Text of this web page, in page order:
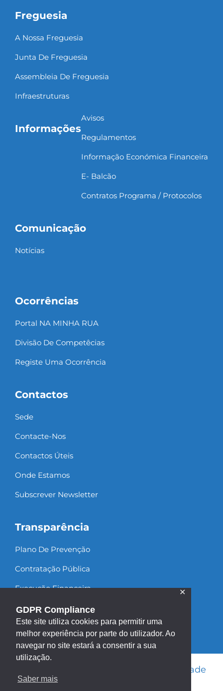
GDPR Compliance
Este site utiliza cookies para permitir uma
melhor experiência por parte do utilizador. Ao
navegar no site estará a consentir a sua
utilização.
Saber mais
✕
Freguesia
A Nossa Freguesia
Junta De Freguesia
Assembleia De Freguesia
Infraestruturas
Informações
Avisos
Regulamentos
Informação Económica Financeira
E- Balcão
Contratos Programa / Protocolos
Comunicação
Notícias
Ocorrências
Portal NA MINHA RUA
Divisão De Competêcias
Registe Uma Ocorrência
Contactos
Sede
Contacte-Nos
Contactos Úteis
Onde Estamos
Subscrever Newsletter
Transparência
Plano De Prevenção
Contratação Pública
Execução Financeira
Recursos Humanos
Política de Privacidade
|Política de Cookies